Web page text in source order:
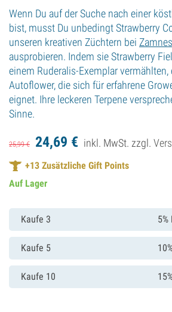
Wenn Du auf der Suche nach einer
bist, musst Du unbedingt Strawberry
unseren kreativen Züchtern bei
ausprobieren. Indem sie Strawberry
einem Ruderalis-Exemplar
Autoflower, die sich für erfahrene
eignet. Ihre leckeren Terpene
Sinne.
25,99€ 24,69 € inkl. MwSt. zzgl.
+13 Zusätzliche Gift Points
Auf Lager
Kaufe 3 5%
Kaufe 5
Kaufe 10